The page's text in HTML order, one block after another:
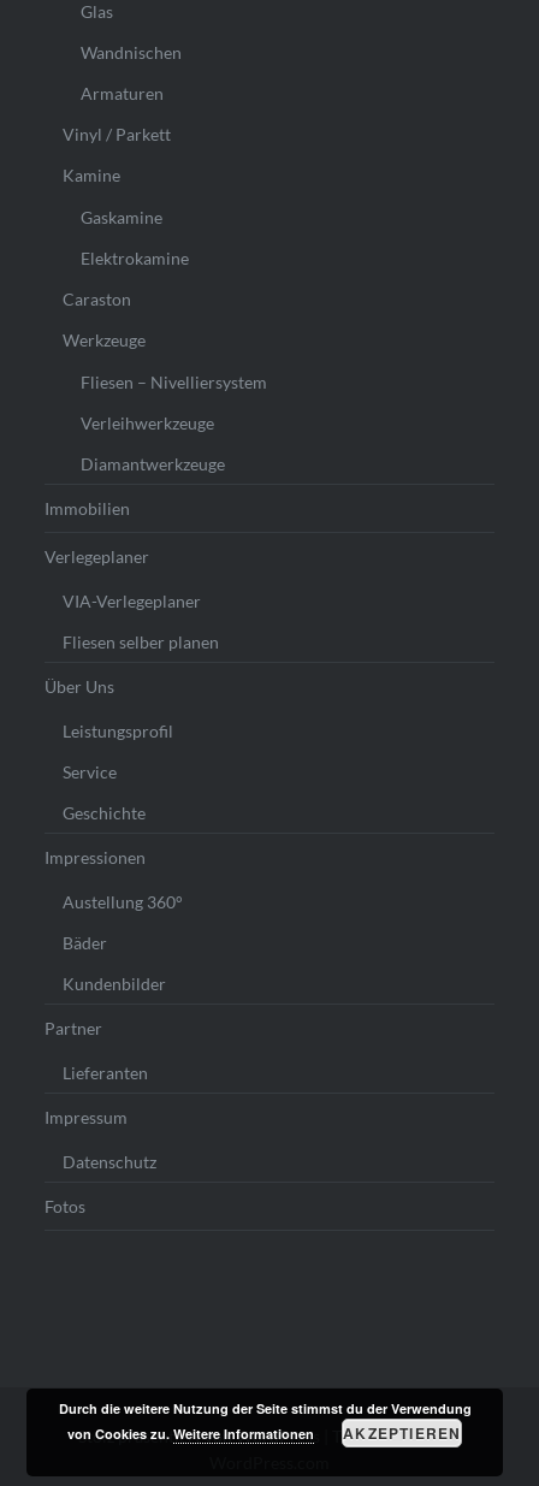
Glas
Wandnischen
Armaturen
Vinyl / Parkett
Kamine
Gaskamine
Elektrokamine
Caraston
Werkzeuge
Fliesen – Nivelliersystem
Verleihwerkzeuge
Diamantwerkzeuge
Immobilien
Verlegeplaner
VIA-Verlegeplaner
Fliesen selber planen
Über Uns
Leistungsprofil
Service
Geschichte
Impressionen
Austellung 360°
Bäder
Kundenbilder
Partner
Lieferanten
Impressum
Datenschutz
Fotos
Stolz präsentiert von WordPress
Theme: Dyad von
Durch die weitere Nutzung der Seite stimmst du der Verwendung
von Cookies zu.Weitere Informationen AKZEPTIEREN